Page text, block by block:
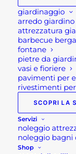
giardinaggio
arredo giardino
attrezzatura
barbecue
fontane
pietre da
vasi e fioriere
pavimenti per
rivestimenti
SCOPRI LA
Servizi
noleggio
noleggio
Shop
MOBILE
1.690,00
Mobile
Mobile o